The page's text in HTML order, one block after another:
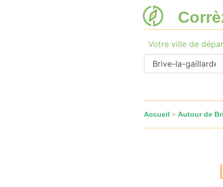
Votre ville de
Accueil > Autour de